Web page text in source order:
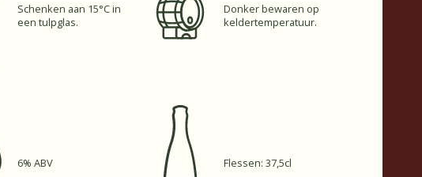
Schenken aan 15°C in
een tulpglas.
Donker bewaren op
keldertemperatuur.
6% ABV Flessen: 37,5cl